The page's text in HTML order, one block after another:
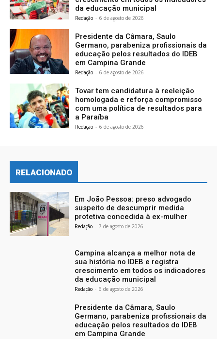
da educação municipal
Redação - 6 de agosto de 2026
Presidente da Câmara, Saulo
Germano, parabeniza profissionais da
educação pelos resultados do IDEB
em Campina Grande
Redação - 6 de agosto de 2026
Tovar tem candidatura à reeleição
homologada e reforça compromisso
com uma política de resultados para
a Paraíba
Redação - 6 de agosto de 2026
RELACIONADO
Em João Pessoa: preso advogado
suspeito de descumprir medida
protetiva concedida à ex-mulher
Redação - 7 de agosto de 2026
Campina alcança a melhor nota de
sua história no IDEB e registra
crescimento em todos os indicadores
da educação municipal
Redação - 6 de agosto de 2026
Presidente da Câmara, Saulo
Germano, parabeniza profissionais da
educação pelos resultados do IDEB
em Campina Grande